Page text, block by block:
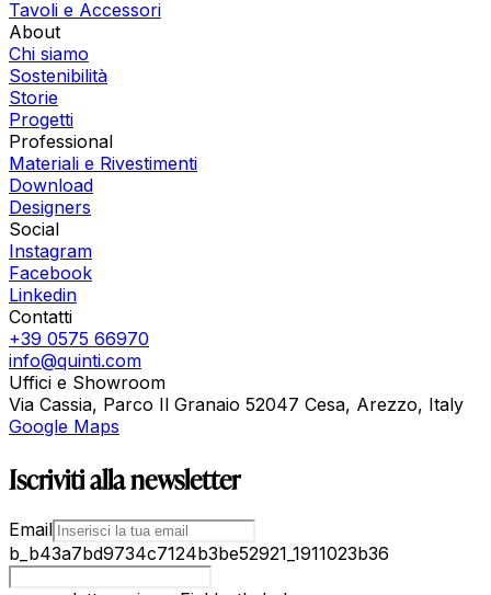
Tavoli e Accessori
About
Chi siamo
Sostenibilità
Storie
Progetti
Professional
Materiali e Rivestimenti
Download
Designers
Social
Instagram
Facebook
Linkedin
Contatti
+39 0575 66970
info@quinti.com
Uffici e Showroom
Via Cassia, Parco Il Granaio 52047 Cesa, Arezzo, Italy
Google Maps
Iscriviti alla newsletter
Email
b_b43a7bd9734c7124b3be52921_1911023b36